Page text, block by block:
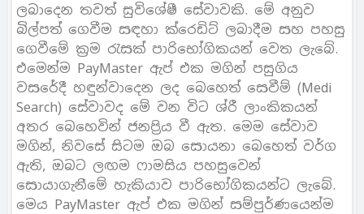
ලබාදෙන තවත් සුවිශේෂී සේවාවකි. මේ අනුව
බිල්පත් ගෙවීම සඳහා ක්රෙඩිට් ලබාදීම සහ පහසු
ගෙවීමේ ක්‍රම රැසක් පාරිභෝගිකයන් වෙත ලැබේ.
එමෙන්ම PayMaster ඇප් එක මගින් පසුගිය
වසරේදී හඳුන්වාදෙන ලද බෙහෙත් සෙවීම් (Medi
Search) සේවාවද මේ වන විට ශ්රී ලාංකිකයන්
අතර බෙහෙවින් ජනප්‍රිය වී ඇත. මෙම සේවාව
මගින්, නිවසේ සිටම ඔබ සොයනා බෙහෙත් වර්ග
ඇති, ඔබට ලඟම ෆාමසිය පහසුවෙන්
සොයාගැනීමේ හැකියාව පාරිභෝගිකයන්ට ලැබේ.
මෙය PayMaster ඇප් එක මගින් සම්පුර්ණයෙන්ම